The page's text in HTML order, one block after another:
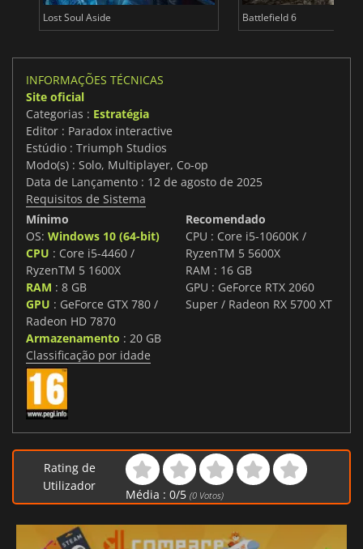
Lost Soul Aside Battlefield 6
INFORMAÇÕES TÉCNICAS
Site oficial
Categorias : Estratégia
Editor : Paradox interactive
Estúdio : Triumph Studios
Modo(s) : Solo, Multiplayer, Co-op
Data de Lançamento : 12 de agosto de 2025
Requisitos de Sistema
Mínimo
OS: Windows 10 (64-bit)
CPU : Core i5-4460 /
RyzenTM 5 1600X
RAM : 8 GB
GPU : GeForce GTX 780 /
Radeon HD 7870
Armazenamento : 20 GB
Recomendado
CPU : Core i5-10600K /
RyzenTM 5 5600X
RAM : 16 GB
GPU : GeForce RTX 2060
Super / Radeon RX 5700 XT
Classificação por idade
Rating de
Utilizador
Média : 0/5 (0Votos)